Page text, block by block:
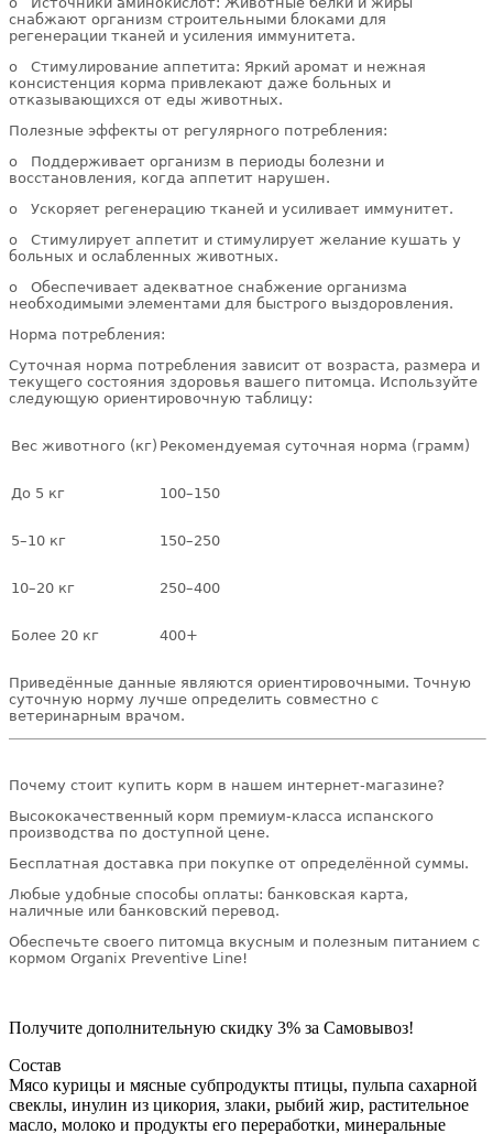
снабжают организм строительными блоками для
регенерации тканей и усиления иммунитета.
o Стимулирование аппетита: Яркий аромат и нежная
консистенция корма привлекают даже больных и
отказывающихся от еды животных.
Полезные эффекты от регулярного потребления:
o Поддерживает организм в периоды болезни и
восстановления, когда аппетит нарушен.
o Ускоряет регенерацию тканей и усиливает иммунитет.
o Стимулирует аппетит и стимулирует желание кушать у
больных и ослабленных животных.
o Обеспечивает адекватное снабжение организма
необходимыми элементами для быстрого выздоровления.
Норма потребления:
Суточная норма потребления зависит от возраста, размера и
текущего состояния здоровья вашего питомца. Используйте
следующую ориентировочную таблицу:
Вес животного (кг) Рекомендуемая суточная норма (грамм)
До 5 кг 100–150
5–10 кг 150–250
10–20 кг 250–400
Более 20 кг 400+
Приведённые данные являются ориентировочными. Точную
суточную норму лучше определить совместно с
ветеринарным врачом.
Почему стоит купить корм в нашем интернет-магазине?
Высококачественный корм премиум-класса испанского
производства по доступной цене.
Бесплатная доставка при покупке от определённой суммы.
Любые удобные способы оплаты: банковская карта,
наличные или банковский перевод.
Обеспечьте своего питомца вкусным и полезным питанием с
кормом Organix Preventive Line!
Получите дополнительную скидку 3% за Самовывоз!
Состав
Мясо курицы и мясные субпродукты птицы, пульпа сахарной
свеклы, инулин из цикория, злаки, рыбий жир, растительное
масло, молоко и продукты его переработки, минеральные